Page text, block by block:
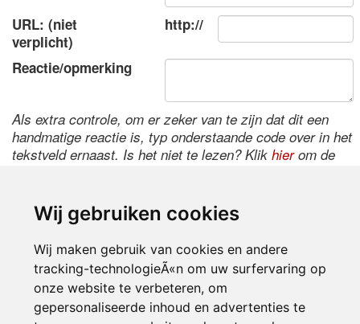
Wij gebruiken cookies
Wij maken gebruik van cookies en andere
tracking-technologieÃ«n om uw surfervaring op
onze website te verbeteren, om
gepersonaliseerde inhoud en advertenties te
URL: (niet
verplicht)
http://
Reactie/opmerking
Als extra controle, om er zeker van te zijn dat dit een
handmatige reactie is, typ onderstaande code over in het
tekstveld ernaast. Is het niet te lezen? Klik hierom de